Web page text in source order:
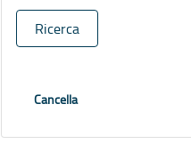
Ricerca
Cancella